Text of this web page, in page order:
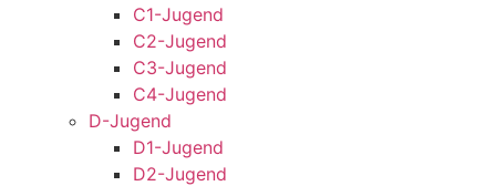
C1-Jugend
C2-Jugend
C3-Jugend
C4-Jugend
D-Jugend
D1-Jugend
D2-Jugend